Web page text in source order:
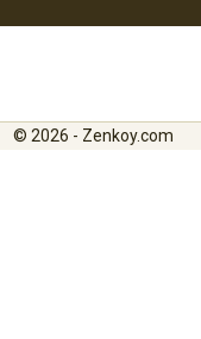
© 2026 - Zenkoy.com